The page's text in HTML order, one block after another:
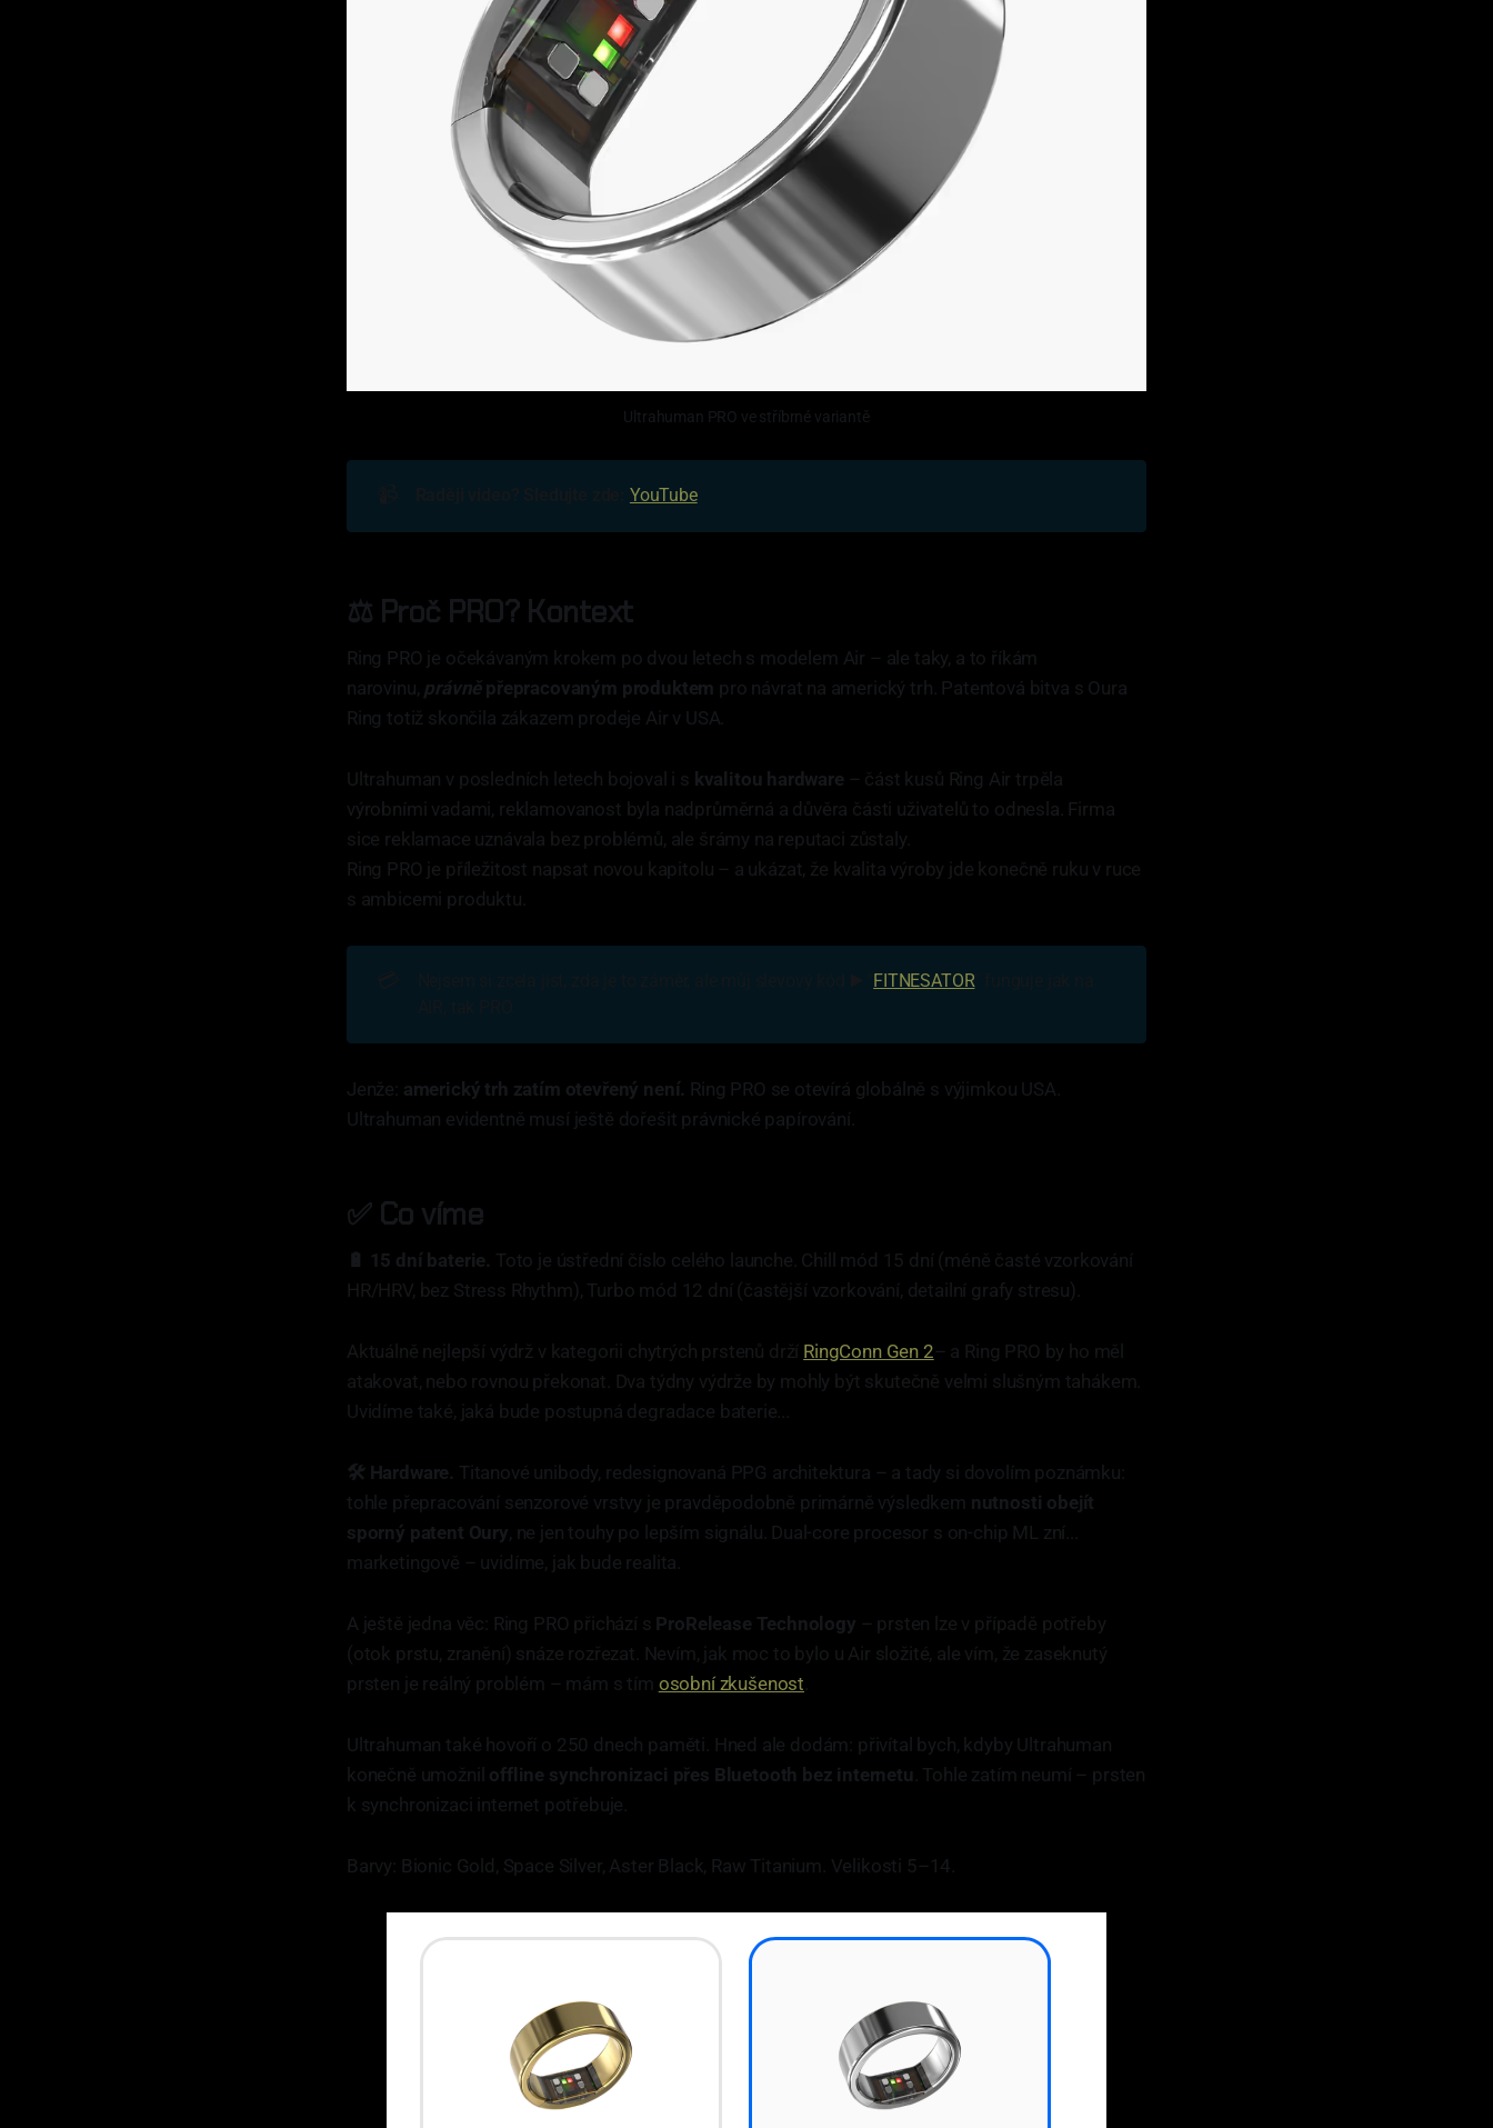
Ultrahuman PRO ve stříbrné variantě
YouTube
⚖️ Proč PRO? Kontext
Ring PRO je očekávaným krokem po dvou letech s modelem Air – ale taky, a to říkám
narovinu, právněpřepracovaným produktem pro návrat na americký trh. Patentová bitva s Oura
Ring totiž skončila zákazem prodeje Air v USA.
Ultrahuman v posledních letech bojoval i s kvalitou hardware – část kusů Ring Air trpěla
výrobními vadami, reklamovanost byla nadprůměrná a důvěra části uživatelů to odnesla. Firma
sice reklamace uznávala bez problémů, ale šrámy na reputaci zůstaly.
Ring PRO je příležitost napsat novou kapitolu – a ukázat, že kvalita výroby jde konečně ruku v ruce
s ambicemi produktu.
FITNESATOR" funguje jak na
Jenže: americký trh zatím otevřený není. Ring PRO se otevírá globálně s výjimkou USA.
Ultrahuman evidentně musí ještě dořešit právnické papírování.
✅ Co víme
🔋 15 dní baterie. Toto je ústřední číslo celého launche. Chill mód 15 dní (méně časté vzorkování
HR/HRV, bez Stress Rhythm), Turbo mód 12 dní (častější vzorkování, detailní grafy stresu).
Aktuálně nejlepší výdrž v kategorii chytrých prstenů drží RingConn Gen 2– a Ring PRO by ho měl
atakovat, nebo rovnou překonat. Dva týdny výdrže by mohly být skutečně velmi slušným tahákem.
Uvidíme také, jaká bude postupná degradace baterie...
🛠️ Hardware. Titanové unibody, redesignovaná PPG architektura – a tady si dovolím poznámku:
tohle přepracování senzorové vrstvy je pravděpodobně primárně výsledkem nutnosti obejít
sporný patent Oury, ne jen touhy po lepším signálu. Dual-core procesor s on-chip ML zní...
marketingově – uvidíme, jak bude realita.
A ještě jedna věc: Ring PRO přichází s ProRelease Technology – prsten lze v případě potřeby
(otok prstu, zranění) snáze rozřezat. Nevím, jak moc to bylo u Air složité, ale vím, že zaseknutý
prsten je reálný problém – mám s tím osobní zkušenost
Ultrahuman také hovoří o 250 dnech paměti. Hned ale dodám: přivítal bych, kdyby Ultrahuman
konečně umožnil offline synchronizaci přes Bluetooth bez internetu . Tohle zatím neumí – prsten
k synchronizaci internet potřebuje.
Barvy: Bionic Gold, Space Silver, Aster Black, Raw Titanium. Velikosti 5–14.